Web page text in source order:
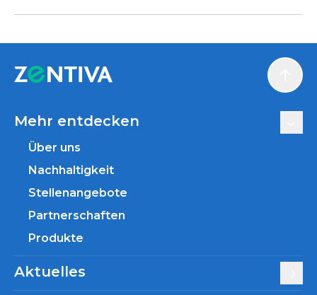
Mehr entdecken
Über uns
Nachhaltigkeit
Stellenangebote
Partnerschaften
Produkte
Aktuelles